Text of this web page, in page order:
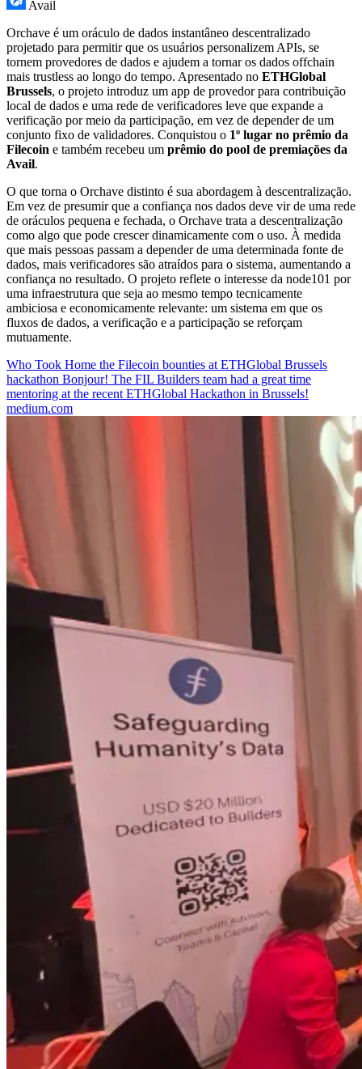
Avail
Orchave é um oráculo de dados instantâneo descentralizado
projetado para permitir que os usuários personalizem APIs, se
tornem provedores de dados e ajudem a tornar os dados offchain
mais trustless ao longo do tempo. Apresentado no ETHGlobal
Brussels, o projeto introduz um app de provedor para contribuição
local de dados e uma rede de verificadores leve que expande a
verificação por meio da participação, em vez de depender de um
conjunto fixo de validadores. Conquistou o 1º lugar no prêmio da
Filecoin e também recebeu um prêmio do pool de premiações da
Avail.
O que torna o Orchave distinto é sua abordagem à descentralização.
Em vez de presumir que a confiança nos dados deve vir de uma rede
de oráculos pequena e fechada, o Orchave trata a descentralização
como algo que pode crescer dinamicamente com o uso. À medida
que mais pessoas passam a depender de uma determinada fonte de
dados, mais verificadores são atraídos para o sistema, aumentando a
confiança no resultado. O projeto reflete o interesse da node101 por
uma infraestrutura que seja ao mesmo tempo tecnicamente
ambiciosa e economicamente relevante: um sistema em que os
fluxos de dados, a verificação e a participação se reforçam
mutuamente.
Who Took Home the Filecoin bounties at ETHGlobal Brussels
hackathon Bonjour! The FIL Builders team had a great time
mentoring at the recent ETHGlobal Hackathon in Brussels!
medium.com